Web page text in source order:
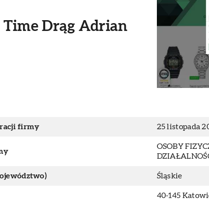
Time Drąg Adrian
firmy 25 listopada
OSOBY
Śląskie
40-145